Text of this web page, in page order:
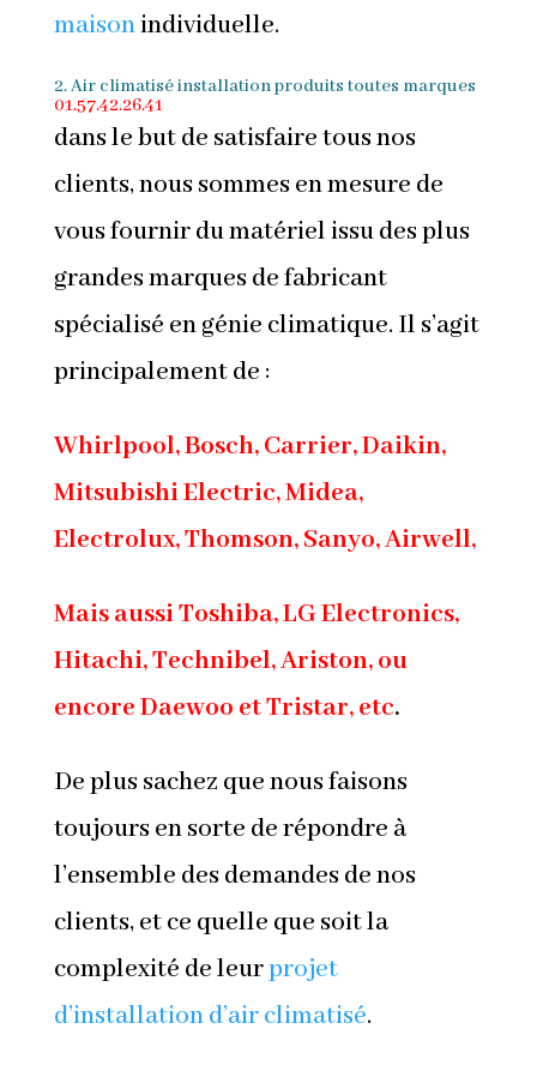
maisonindividuelle.
2. Air climatisé installation produits toutes marques
01.57.42.26.41
dans le but de satisfaire tous nos
clients, nous sommes en mesure de
vous fournir du matériel issu des plus
grandes marques de fabricant
spécialisé en génie climatique. Il s’agit
principalement de :
Whirlpool, Bosch, Carrier,Daikin,
Mitsubishi Electric, Midea,
Electrolux, Thomson, Sanyo, Airwell,
Mais aussi Toshiba, LG Electronics,
Hitachi, Technibel, Ariston, ou
encore Daewoo et Tristar, etc.
De plus sachez que nous faisons
toujours en sorte de répondre à
l’ensemble des demandes de nos
clients, et ce quelle que soit la
complexité de leurprojet
d’installation d’air climatisé.